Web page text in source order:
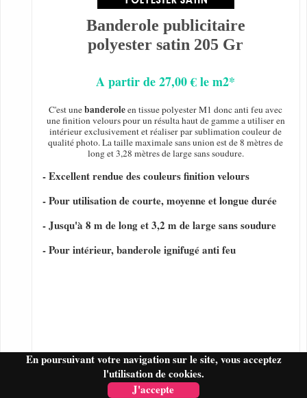
En poursuivant votre navigation sur le site, vous acceptez
l'utilisation de cookies.
J'accepte
Banderole publicitaire
polyester satin 205 Gr
A partir de 27,00 € le m2*
C'est unebanderoleen tissue polyester M1 donc anti feu avec
une finition velours pour un résulta haut de gamme a utiliser en
intérieur exclusivement et réaliser par sublimation couleur de
qualité photo. La taille maximale sans union est de 8 mètres de
long et 3,28 mètres de large sans soudure.
- Excellent rendue des couleurs finition velours
- Pour utilisation de courte, moyenne et longue durée
- Jusqu'à 8 m de long et 3,2 m de large sans soudure
- Pour intérieur, banderole ignifugé anti feu